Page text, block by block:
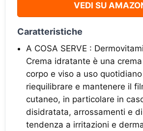
VEDI SU
Caratteristiche
A COSA SERVE :
Crema idratante è una
corpo e viso a uso
riequilibrare e mantenere il
cutaneo, in particolare in
disidratata, arrossamenti e
tendenza a irritazioni e